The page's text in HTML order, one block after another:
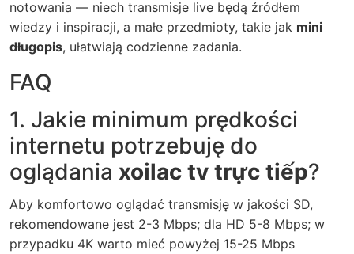
notowania — niech transmisje live będą źródłem
wiedzy i inspiracji, a małe przedmioty, takie jak mini
długopis, ułatwiają codzienne zadania.
FAQ
1. Jakie minimum prędkości
internetu potrzebuję do
oglądania xoilac tv trực tiếp?
Aby komfortowo oglądać transmisję w jakości SD,
rekomendowane jest 2-3 Mbps; dla HD 5-8 Mbps; w
przypadku 4K warto mieć powyżej 15-25 Mbps